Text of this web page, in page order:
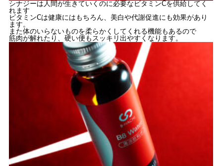
シナジーは人間が生きていくのに必要なビタミンCを供給してく
れます
ビタミンCは健康にはもちろん、美白や代謝促進にも効果があり
ます。
また体のいらないものを柔らかくしてくれる機能もあるので
筋肉が解れたり、硬い便もスッキリ出やすくなります。